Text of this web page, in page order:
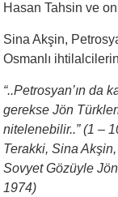
Hasan Tahsin ve
Sina Akşin,
Osmanlı
“..Petrosyan’ın da
gerekse Jön
nitelenebilir..” (1 –
Terakki, Sina
Sovyet Gözüyle
1974)